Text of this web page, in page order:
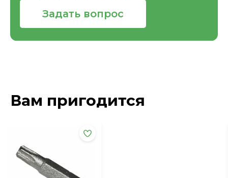
Задать вопрос
Вам пригодится